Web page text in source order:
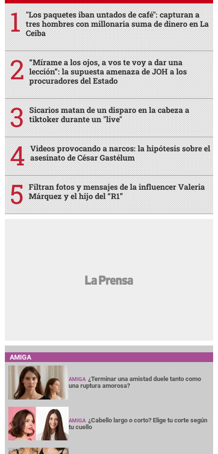
"Los paquetes iban untados de café": capturan a
tres hombres con millonaria suma de dinero en La
Ceiba
“Mírame a los ojos, a vos te voy a dar una
lección”: la supuesta amenaza de JOH a los
procuradores del Estado
Sicarios matan de un disparo en la cabeza a
tiktoker durante un "live"
Videos provocando a narcos: la hipótesis sobre el
asesinato de César Gastélum
Filtran fotos y mensajes de la influencer Valeria
Márquez y el hijo del “R1”
AMIGA
AMIGA ¿Terminar una amistad duele tanto como
una ruptura amorosa?
AMIGA ¿Cabello largo o corto? Elige tu corte según
tu cuello